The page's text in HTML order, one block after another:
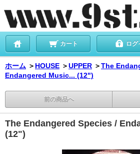
カート ログ
ホーム ＞ HOUSE ＞UPPER ＞The
Endangered Music... (12")
前の商品へ
The Endangered Species /
(12")